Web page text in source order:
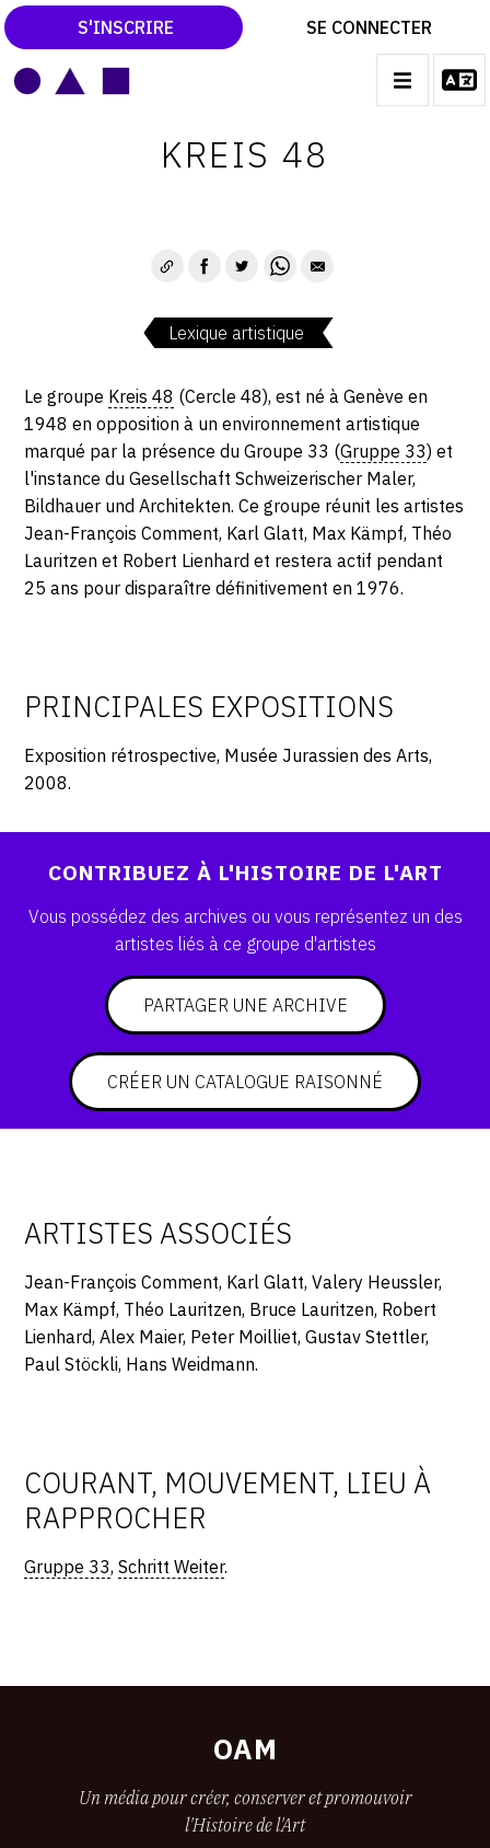
S'INSCRIRE SE CONNECTER
CATALOGUES RAISONNÉS
LES VERNISSAGES
ACTUALITÉS DU MONDE DE L'ART
LEXIQUE ARTISTIQUE
SERVICES
CRÉER SON CATALOGUE RAISONNÉ
CRÉER SON CATALOGUE D'EXPO
À PROPOS
L'ÉQUIPE OAM
À PROPOS D'OAM
CONTACT
CGU
INSTAGRAM
FACEBOOK
TWITTER
PINTEREST
KREIS 48
Lexique artistique
Le groupe Kreis 48 (Cercle 48), est né à Genève en
1948 en opposition à un environnement artistique
marqué par la présence du Groupe 33 (Gruppe 33) et
l'instance du Gesellschaft Schweizerischer Maler,
Bildhauer und Architekten. Ce groupe réunit les artistes
Jean-François Comment, Karl Glatt, Max Kämpf, Théo
Lauritzen et Robert Lienhard et restera actif pendant
25 ans pour disparaître définitivement en 1976.
PRINCIPALES EXPOSITIONS
Exposition rétrospective, Musée Jurassien des Arts,
2008.
CONTRIBUEZ À L'HISTOIRE DE L'ART
Vous possédez des archives ou vous représentez un des
artistes liés à ce groupe d'artistes
PARTAGER UNE ARCHIVE
CRÉER UN CATALOGUE RAISONNÉ
ARTISTES ASSOCIÉS
Jean-François Comment, Karl Glatt, Valery Heussler,
Max Kämpf, Théo Lauritzen, Bruce Lauritzen, Robert
Lienhard, Alex Maier, Peter Moilliet, Gustav Stettler,
Paul Stöckli, Hans Weidmann.
COURANT, MOUVEMENT, LIEU À
RAPPROCHER
Gruppe 33,Schritt Weiter.
OAM
Un média pour créer, conserver et promouvoir
l'Histoire de l'Art